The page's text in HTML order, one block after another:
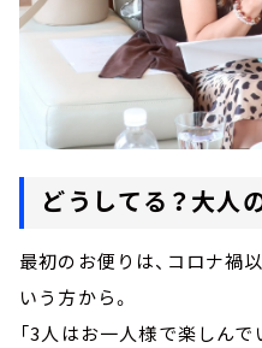
どうしてる？大人
最初のお便りは、コロナ禍
いう方から。
「3人はお一人様で楽しん